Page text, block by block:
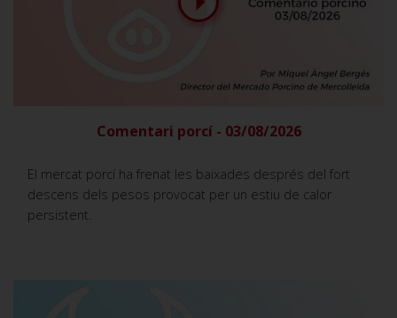
Comentari porcí - 03/08/2026
El mercat porcí ha frenat les baixades després del fort
descens dels pesos provocat per un estiu de calor
persistent.